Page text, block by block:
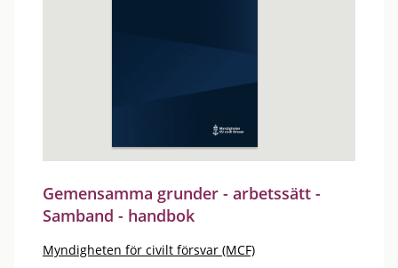
Gemensamma grunder - arbetssätt -
Samband - handbok
Myndigheten för civilt försvar (MCF)